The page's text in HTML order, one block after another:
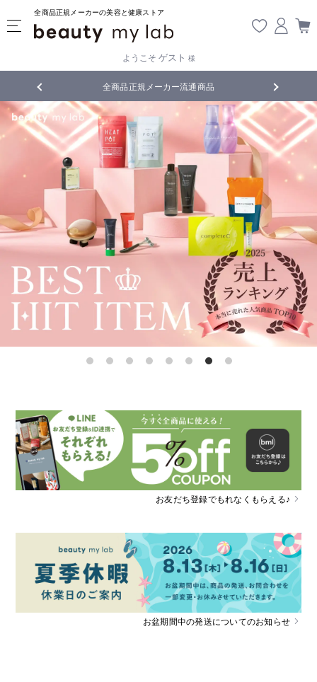
全商品正規メーカーの美容と健康ストア
ようこそ ゲスト 様
5,500円(税込)以上ご購入で送料無料 【重要】
お友だち登録でもれなくもらえる♪
お盆期間中の発送についてのお知らせ